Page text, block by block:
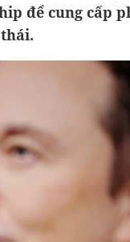
để cung cấp